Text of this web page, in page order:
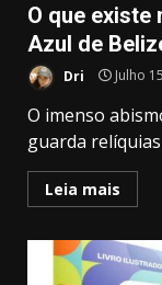
O que existe
Azul de
Dri Julho
O imenso
guarda
Leia mais